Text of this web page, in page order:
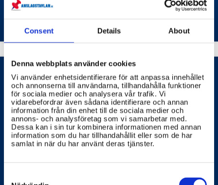
Consent Details About
Denna webbplats använder cookies
Vi använder enhetsidentifierare för att anpassa innehållet
och annonserna till användarna, tillhandahålla funktioner
för sociala medier och analysera vår trafik. Vi
vidarebefordrar även sådana identifierare och annan
information från din enhet till de sociala medier och
annons- och analysföretag som vi samarbetar med.
Dessa kan i sin tur kombinera informationen med annan
information som du har tillhandahållit eller som de har
samlat in när du har använt deras tjänster.
Selection
Hur skyddas min röst och
valhemligheten?
Din röst och valhemlighet är grundläggande för
demokratin och skyddas noga av lagen.